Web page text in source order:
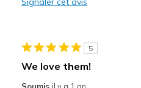
Not enough styles and colors
Casual Wear
5
We love them!